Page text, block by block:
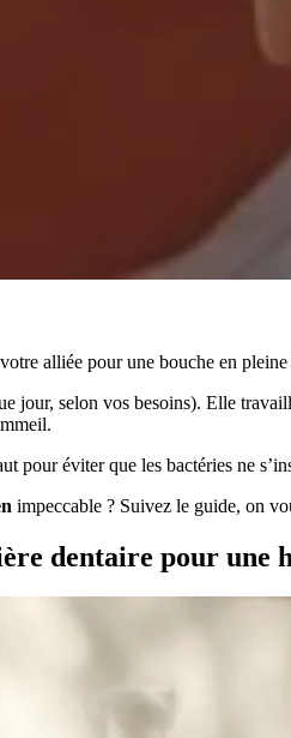
alliée pour une bouche en
jour, selon vos besoins). Elle
pour éviter que les bactéries ne
impeccable ? Suivez le guide, on
dentaire pour une